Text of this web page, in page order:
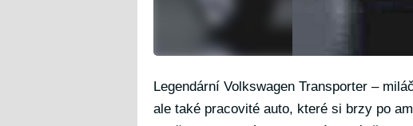
Legendární Volkswagen Transporter –
ale také pracovité auto, které si brzy po